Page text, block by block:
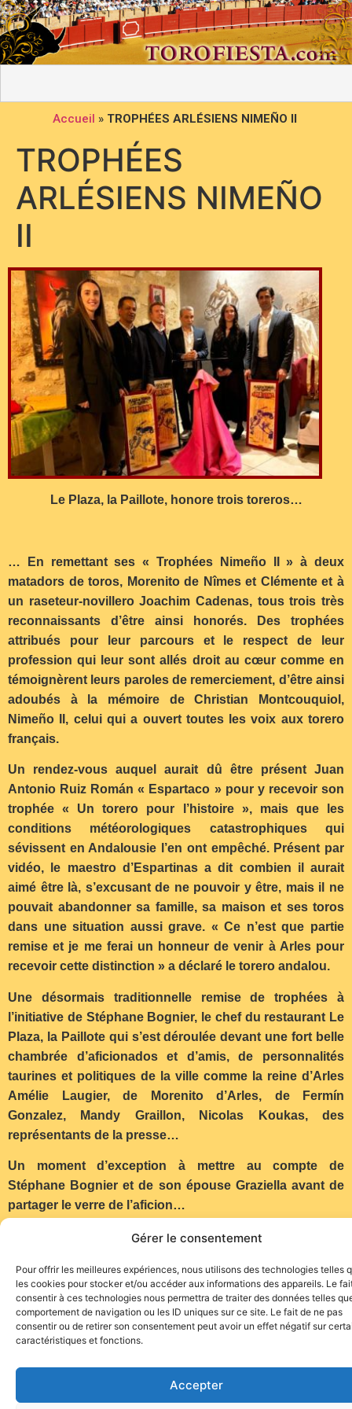
Gérer le consentement
Pour offrir les meilleures expériences, nous utilisons des technologies telles
les cookies pour stocker et/ou accéder aux informations des appareils. Le
consentir à ces technologies nous permettra de traiter des données telles
comportement de navigation ou les ID uniques sur ce site. Le fait de ne pas
consentir ou de retirer son consentement peut avoir un effet négatif sur
caractéristiques et fonctions.
Accepter
Accueil » TROPHÉES ARLÉSIENS NIMEÑO II
TROPHÉES
ARLÉSIENS NIMEÑO
II
Le Plaza, la Paillote, honore trois toreros…
… En remettant ses « Trophées Nimeño II » à deux
matadors de toros, Morenito de Nîmes et Clémente et à
un raseteur-novillero Joachim Cadenas, tous trois très
reconnaissants d’être ainsi honorés. Des trophées
attribués pour leur parcours et le respect de leur
profession qui leur sont allés droit au cœur comme en
témoignèrent leurs paroles de remerciement, d’être ainsi
adoubés à la mémoire de Christian Montcouquiol,
Nimeño II, celui qui a ouvert toutes les voix aux torero
français.
Un rendez-vous auquel aurait dû être présent Juan
Antonio Ruiz Román « Espartaco » pour y recevoir son
trophée « Un torero pour l’histoire », mais que les
conditions météorologiques catastrophiques qui
sévissent en Andalousie l’en ont empêché. Présent par
vidéo, le maestro d’Espartinas a dit combien il aurait
aimé être là, s’excusant de ne pouvoir y être, mais il ne
pouvait abandonner sa famille, sa maison et ses toros
dans une situation aussi grave. « Ce n’est que partie
remise et je me ferai un honneur de venir à Arles pour
recevoir cette distinction » a déclaré le torero andalou.
Une désormais traditionnelle remise de trophées à
l’initiative de Stéphane Bognier, le chef du restaurant Le
Plaza, la Paillote qui s’est déroulée devant une fort belle
chambrée d’aficionados et d’amis, de personnalités
taurines et politiques de la ville comme la reine d’Arles
Amélie Laugier, de Morenito d’Arles, de Fermín
Gonzalez, Mandy Graillon, Nicolas Koukas, des
représentants de la presse…
Un moment d’exception à mettre au compte de
Stéphane Bognier et de son épouse Graziella avant de
partager le verre de l’aficion…
Texte et photo Thierry Ripoll
Site de l'association TOROFIESTA